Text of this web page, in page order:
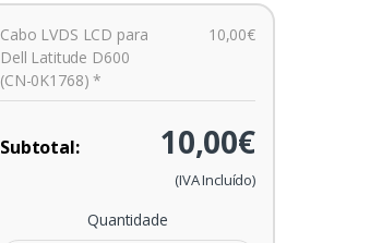
Cabo LVDS LCD para
Dell Latitude D600
(CN-0K1768) *
10,00€
Subtotal: 10,00€
(IVA Incluído)
Quantidade